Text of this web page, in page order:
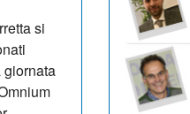
si
giornata